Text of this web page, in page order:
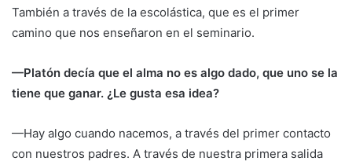
También a través de la escolástica, que es el primer
camino que nos enseñaron en el seminario.
—Platón decía que el alma no es algo dado, que uno se la
tiene que ganar. ¿Le gusta esa idea?
—Hay algo cuando nacemos, a través del primer contacto
con nuestros padres. A través de nuestra primera salida